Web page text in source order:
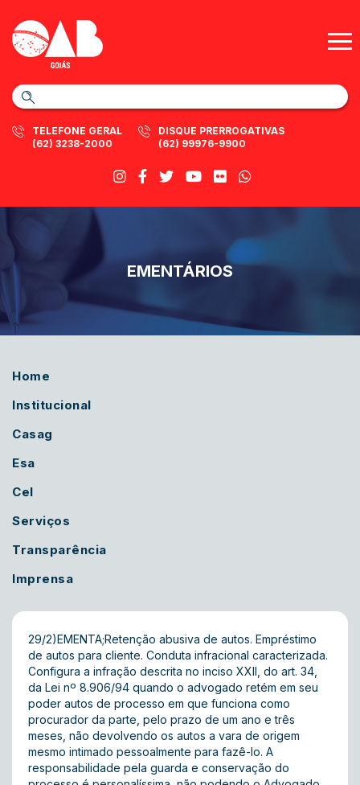
TELEFONE GERAL
(62) 3238-2000
DISQUE PRERROGATIVAS
(62) 99976-9900
EMENTÁRIOS
Home
Institucional
Casag
Esa
Cel
Serviços
Transparência
Imprensa
29/2)EMENTA;Retenção abusiva de autos. Empréstimo
de autos para cliente. Conduta infracional caracterizada.
Configura a infração descrita no inciso XXII, do art. 34,
da Lei nº 8.906/94 quando o advogado retém em seu
poder autos de processo em que funciona como
procurador da parte, pelo prazo de um ano e três
meses, não devolvendo os autos a vara de origem
mesmo intimado pessoalmente para fazê-lo. A
responsabilidade pela guarda e conservação do